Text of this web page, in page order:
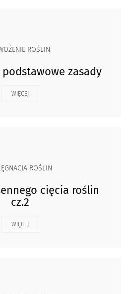
ROŚLIN
zasady
WIĘCEJ
ROŚLIN
cięcia roślin
cz.2
WIĘCEJ